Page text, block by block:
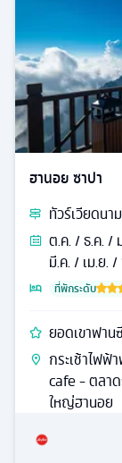
ฮานอย ซาปา
ทัวร์เวียดนาม
ต.ค. / ธ.ค. /
มี.ค. / เม.ย.
ที่พักระดับ
ยอดเขาฟา
กระเช้าไฟ
cafe - ตลา
ใหญ่ฮานอย